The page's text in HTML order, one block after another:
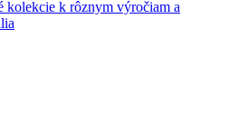
kolekcie k rôznym výročiam a